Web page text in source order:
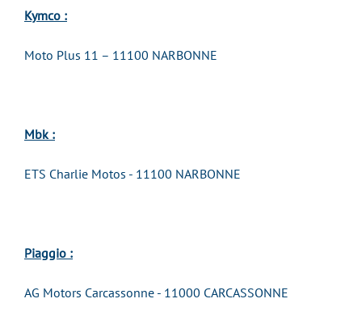
Kymco :
Moto Plus 11 – 11100 NARBONNE
Mbk :
ETS Charlie Motos - 11100 NARBONNE
Piaggio :
AG Motors Carcassonne - 11000 CARCASSONNE